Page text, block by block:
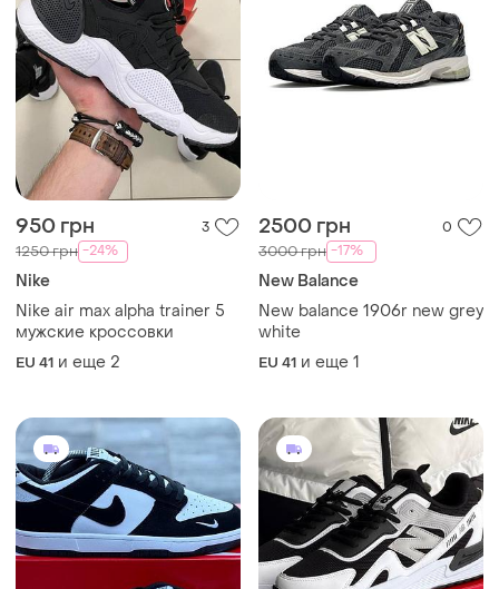
950 грн 3
1250 грн -24%
Nike
Nike air max alpha trainer 5
мужские кроссовки
EU 41 и еще 2
2500 грн 0
3000 грн -17%
New Balance
New balance 1906r new grey
white
EU 41 и еще 1